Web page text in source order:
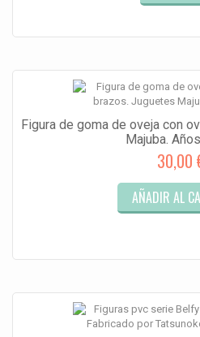
Figura de goma de oveja con
Majuba.
30,00
AÑADIR AL